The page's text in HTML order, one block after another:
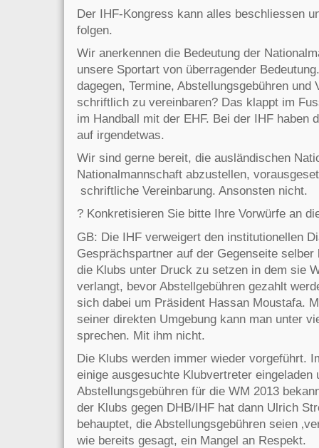
Der IHF-Kongress kann alles beschliessen
folgen.
Wir anerkennen die Bedeutung der
unsere Sportart von überragender
dagegen, Termine, Abstellungsgebühren und
schriftlich zu vereinbaren? Das klappt im
im Handball mit der EHF. Bei der IHF haben
auf irgendetwas.
Wir sind gerne bereit, die ausländischen
Nationalmannschaft abzustellen,
schriftliche Vereinbarung. Ansonsten nicht.
? Konkretisieren Sie bitte Ihre Vorwürfe an
GB: Die IHF verweigert den institutionellen
Gesprächspartner auf der Gegenseite
die Klubs unter Druck zu setzen in dem sie
verlangt, bevor Abstellgebühren gezahlt
sich dabei um Präsident Hassan Moustafa.
seiner direkten Umgebung kann man unter
sprechen. Mit ihm nicht.
Die Klubs werden immer wieder vorgeführt.
einige ausgesuchte Klubvertreter eingeladen
Abstellungsgebühren für die WM 2013
der Klubs gegen DHB/IHF hat dann Ulrich
behauptet, die Abstellungsgebühren seien
wie bereits gesagt, ein Mangel an Respekt.